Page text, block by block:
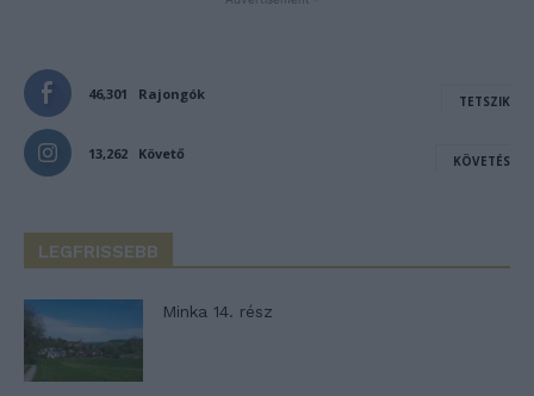
46,301 Rajongók TETSZIK
13,262 Követő KÖVETÉS
LEGFRISSEBB
Minka 14. rész